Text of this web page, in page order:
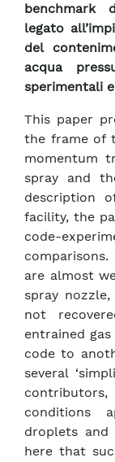
benchmark
legato
del
acqua
sperimentali
This paper
the frame of
momentum
spray and
description
facility, the
code-
are almost
spray
not
entrained
code to
several
contributors,
conditions
droplets and
here that